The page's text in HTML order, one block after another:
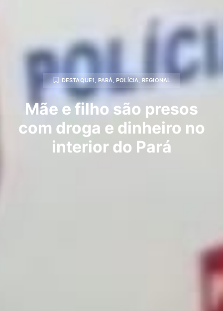
DESTAQUE1 PARÁ POLÍCIA REGIONAL
Mãe e filho são presos
com droga e dinheiro no
interior do Pará